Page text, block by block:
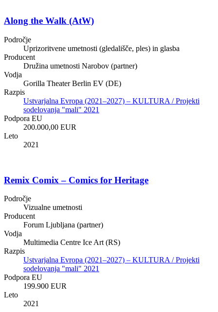
Along the Walk (AtW)
Področje
Uprizoritvene umetnosti (gledališče, ples) in glasba
Producent
Družina umetnosti Narobov (partner)
Vodja
Gorilla Theater Berlin EV (DE)
Razpis
Ustvarjalna Evropa (2021–2027) – KULTURA / Projekti
sodelovanja "mali" 2021
Podpora EU
200.000,00 EUR
Leto
2021
Remix Comix – Comics for Heritage
Področje
Vizualne umetnosti
Producent
Forum Ljubljana (partner)
Vodja
Multimedia Centre Ice Art (RS)
Razpis
Ustvarjalna Evropa (2021–2027) – KULTURA / Projekti
sodelovanja "mali" 2021
Podpora EU
199.900 EUR
Leto
2021